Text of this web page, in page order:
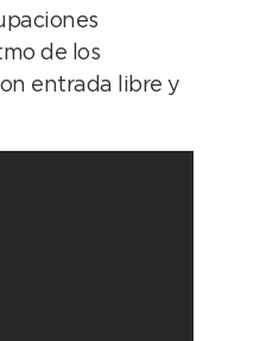
de los
entrada libre y